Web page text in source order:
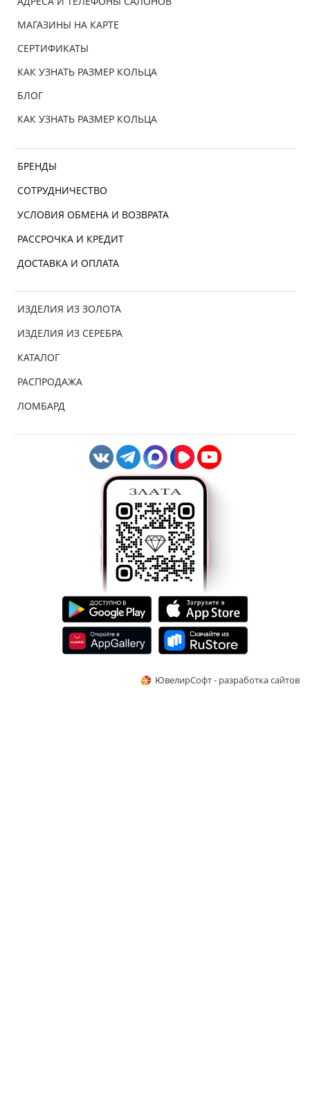
МАГАЗИНЫ НА КАРТЕ
СЕРТИФИКАТЫ
КАК УЗНАТЬ РАЗМЕР КОЛЬЦА
БЛОГ
КАК УЗНАТЬ РАЗМЕР КОЛЬЦА
БРЕНДЫ
СОТРУДНИЧЕСТВО
УСЛОВИЯ ОБМЕНА И ВОЗВРАТА
РАССРОЧКА И КРЕДИТ
ДОСТАВКА И ОПЛАТА
ИЗДЕЛИЯ ИЗ ЗОЛОТА
ИЗДЕЛИЯ ИЗ СЕРЕБРА
КАТАЛОГ
РАСПРОДАЖА
ЛОМБАРД
ЮвелирСофт - разработка сайтов